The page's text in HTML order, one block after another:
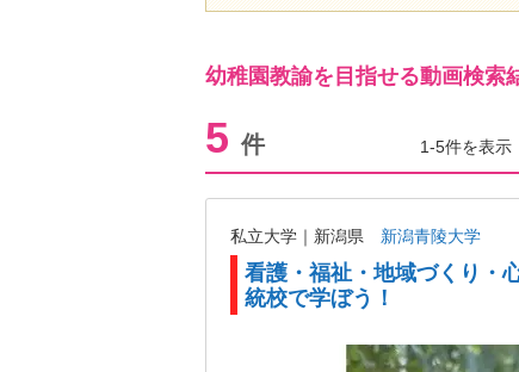
幼稚園教諭を目指せる動画検索
5 件 1-5件を表示
私立大学｜新潟県 新潟青陵大学
看護・福祉・地域づくり・
統校で学ぼう！